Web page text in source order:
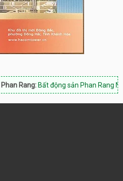
Bất động sản Phan Rang Nam Khánh